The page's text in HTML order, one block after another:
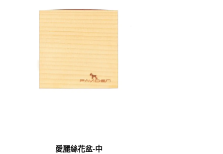
愛麗絲花盆-中